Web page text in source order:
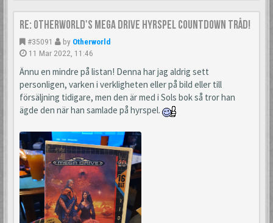
Re: Otherworld's Mega Drive Hyrspel Countdown Tråd!
#35091 by Otherworld
11 Mar 2022, 11:46
Ännu en mindre på listan! Denna har jag aldrig sett
personligen, varken i verkligheten eller på bild eller till
försäljning tidigare, men den är med i Sols bok så tror han
ägde den när han samlade på hyrspel.